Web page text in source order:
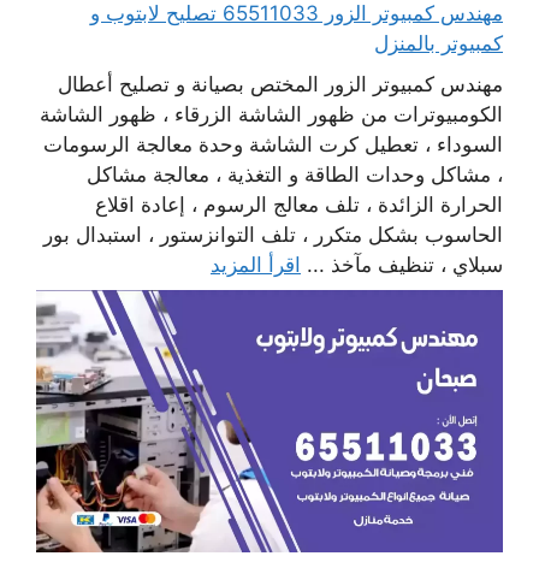
مهندس كمبيوتر الزور 65511033 تصليح لابتوب و
كمبيوتر بالمنزل
مهندس كمبيوتر الزور المختص بصيانة و تصليح أعطال
الكومبيوترات من ظهور الشاشة الزرقاء ، ظهور الشاشة
السوداء ، تعطيل كرت الشاشة وحدة معالجة الرسومات
، مشاكل وحدات الطاقة و التغذية ، معالجة مشاكل
الحرارة الزائدة ، تلف معالج الرسوم ، إعادة اقلاع
الحاسوب بشكل متكرر ، تلف التوانزستور ، استبدال بور
سبلاي ، تنظيف مآخذ ... اقرأ المزيد